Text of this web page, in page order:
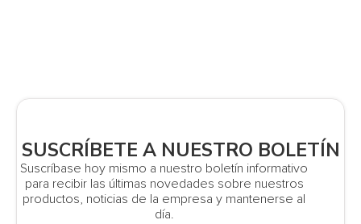
SUSCRÍBETE A NUESTRO BOLETÍN
Suscríbase hoy mismo a nuestro boletín informativo
para recibir las últimas novedades sobre nuestros
productos, noticias de la empresa y mantenerse al
día.